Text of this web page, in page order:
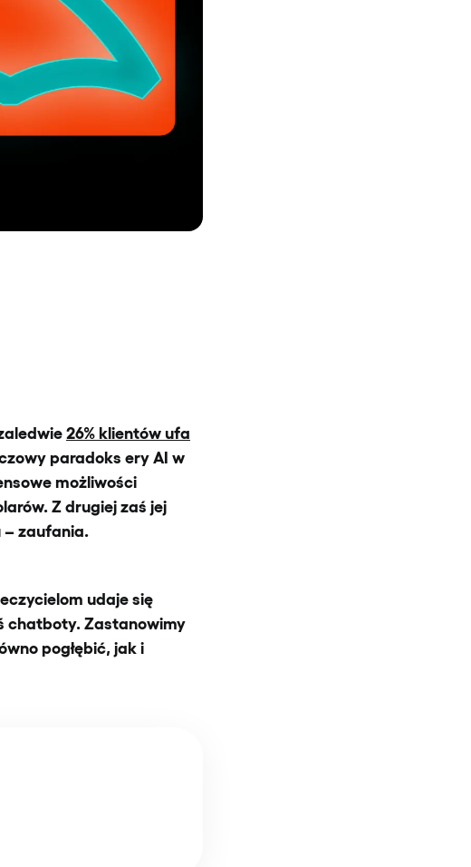
on X
26% klientów ufa
paradoks ery AI w
możliwości
Z drugiej zaś jej
– zaufania.
udaje się
chatboty. Zastanowimy
pogłębić, jak i